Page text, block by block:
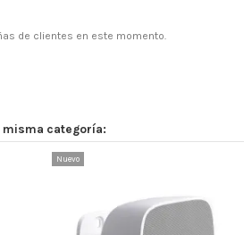
de clientes en este momento.
misma categoría:
Nuevo